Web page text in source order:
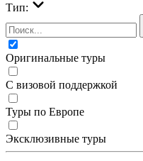
Тип:
Оригинальные туры
С визовой поддержкой
Туры по Европе
Эксклюзивные туры